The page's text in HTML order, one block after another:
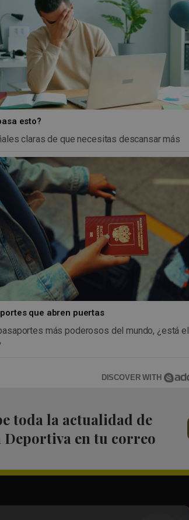
esto?
claras de que necesitas descansar más
que abren puertas
más poderosos del mundo, ¿está el
DISCOVER WITH
toda la actualidad de
Deportiva en tu correo